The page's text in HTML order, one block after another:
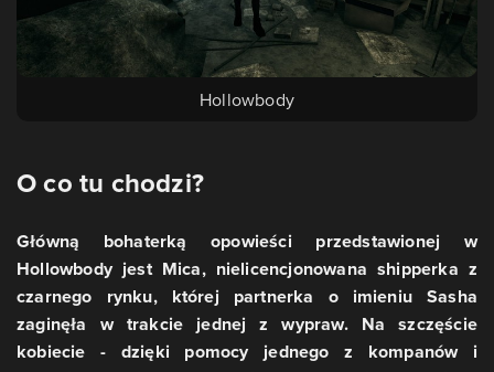
Hollowbody
O co tu chodzi?
Główną bohaterką opowieści przedstawionej w
Hollowbody jest Mica, nielicencjonowana shipperka z
czarnego rynku, której partnerka o imieniu Sasha
zaginęła w trakcie jednej z wypraw. Na szczęście
kobiecie - dzięki pomocy jednego z kompanów i